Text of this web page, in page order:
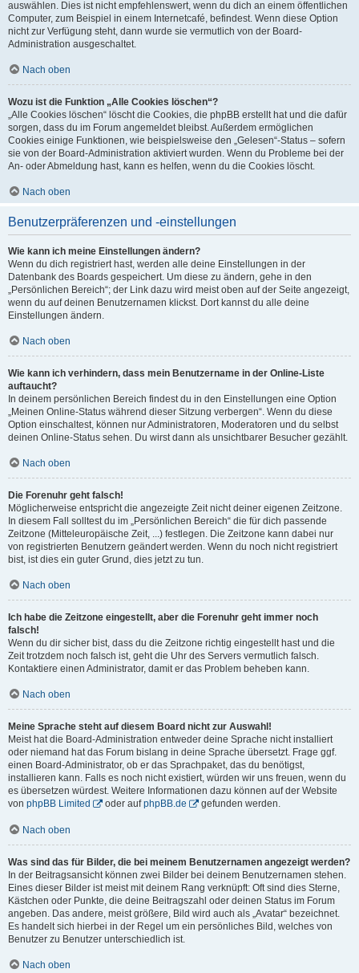
auswählen. Dies ist nicht empfehlenswert, wenn du dich an einem öffentlichen
Computer, zum Beispiel in einem Internetcafé, befindest. Wenn diese Option
nicht zur Verfügung steht, dann wurde sie vermutlich von der Board-
Administration ausgeschaltet.
Nach oben
Wozu ist die Funktion „Alle Cookies löschen“?
„Alle Cookies löschen“ löscht die Cookies, die phpBB erstellt hat und die dafür
sorgen, dass du im Forum angemeldet bleibst. Außerdem ermöglichen
Cookies einige Funktionen, wie beispielsweise den „Gelesen“-Status – sofern
sie von der Board-Administration aktiviert wurden. Wenn du Probleme bei der
An- oder Abmeldung hast, kann es helfen, wenn du die Cookies löscht.
Nach oben
Benutzerpräferenzen und -einstellungen
Wie kann ich meine Einstellungen ändern?
Wenn du dich registriert hast, werden alle deine Einstellungen in der
Datenbank des Boards gespeichert. Um diese zu ändern, gehe in den
„Persönlichen Bereich“; der Link dazu wird meist oben auf der Seite angezeigt,
wenn du auf deinen Benutzernamen klickst. Dort kannst du alle deine
Einstellungen ändern.
Nach oben
Wie kann ich verhindern, dass mein Benutzername in der Online-Liste
auftaucht?
In deinem persönlichen Bereich findest du in den Einstellungen eine Option
„Meinen Online-Status während dieser Sitzung verbergen“. Wenn du diese
Option einschaltest, können nur Administratoren, Moderatoren und du selbst
deinen Online-Status sehen. Du wirst dann als unsichtbarer Besucher gezählt.
Nach oben
Die Forenuhr geht falsch!
Möglicherweise entspricht die angezeigte Zeit nicht deiner eigenen Zeitzone.
In diesem Fall solltest du im „Persönlichen Bereich“ die für dich passende
Zeitzone (Mitteleuropäische Zeit, ...) festlegen. Die Zeitzone kann dabei nur
von registrierten Benutzern geändert werden. Wenn du noch nicht registriert
bist, ist dies ein guter Grund, dies jetzt zu tun.
Nach oben
Ich habe die Zeitzone eingestellt, aber die Forenuhr geht immer noch
falsch!
Wenn du dir sicher bist, dass du die Zeitzone richtig eingestellt hast und die
Zeit trotzdem noch falsch ist, geht die Uhr des Servers vermutlich falsch.
Kontaktiere einen Administrator, damit er das Problem beheben kann.
Nach oben
Meine Sprache steht auf diesem Board nicht zur Auswahl!
Meist hat die Board-Administration entweder deine Sprache nicht installiert
oder niemand hat das Forum bislang in deine Sprache übersetzt. Frage ggf.
einen Board-Administrator, ob er das Sprachpaket, das du benötigst,
installieren kann. Falls es noch nicht existiert, würden wir uns freuen, wenn du
es übersetzen würdest. Weitere Informationen dazu können auf der Website
von phpBB Limited oder aufphpBB.de gefunden werden.
Nach oben
Was sind das für Bilder, die bei meinem Benutzernamen angezeigt werden?
In der Beitragsansicht können zwei Bilder bei deinem Benutzernamen stehen.
Eines dieser Bilder ist meist mit deinem Rang verknüpft: Oft sind dies Sterne,
Kästchen oder Punkte, die deine Beitragszahl oder deinen Status im Forum
angeben. Das andere, meist größere, Bild wird auch als „Avatar“ bezeichnet.
Es handelt sich hierbei in der Regel um ein persönliches Bild, welches von
Benutzer zu Benutzer unterschiedlich ist.
Nach oben